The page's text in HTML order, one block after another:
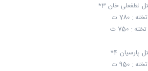
لطفعلی خان 3*
پارسیان 4*